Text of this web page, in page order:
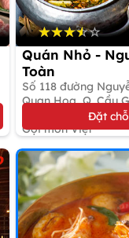
Quán Nhỏ -
Toàn
Số 118 đường
Quan Hoa, Q. Cầu
Giảm tới 10%
Gọi món Việt
Đặt